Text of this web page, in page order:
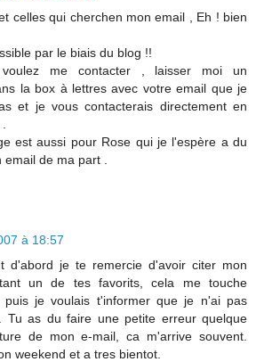
celles qui cherchen mon email , Eh ! bien
par le biais du blog !!
me contacter , laisser moi un
la box à lettres avec votre email que je
et je vous contacterais directement en
est aussi pour Rose qui je l'espère a du
de ma part .
à 18:57
d'abord je te remercie d'avoir citer mon
un de tes favorits, cela me touche
puis je voulais t'informer que je n'ai pas
Tu as du faire une petite erreur quelque
de mon e-mail, ca m'arrive souvent.
weekend et a tres bientot.